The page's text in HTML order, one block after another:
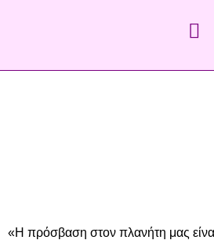
«Η πρόσβαση στον πλανήτη μας